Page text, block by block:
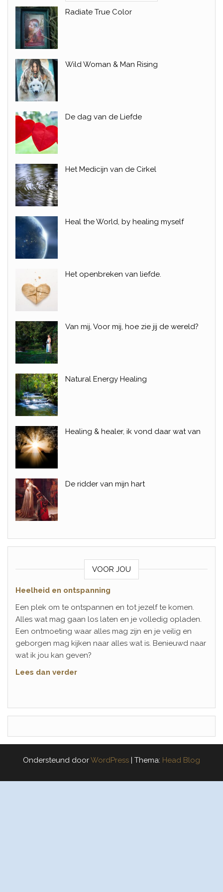
Radiate True Color
Wild Woman & Man Rising
De dag van de Liefde
Het Medicijn van de Cirkel
Heal the World, by healing myself
Het openbreken van liefde.
Van mij, Voor mij, hoe zie jij de wereld?
Natural Energy Healing
Healing & healer, ik vond daar wat van
De ridder van mijn hart
VOOR JOU
Heelheid en ontspanning
Een plek om te ontspannen en tot jezelf te komen.
Alles wat mag gaan los laten en je volledig opladen.
Een ontmoeting waar alles mag zijn en je veilig en
geborgen mag kijken naar alles wat is. Benieuwd naar
wat ik jou kan geven?
Lees dan verder
Ondersteund doorWordPress | Thema: Head Blog